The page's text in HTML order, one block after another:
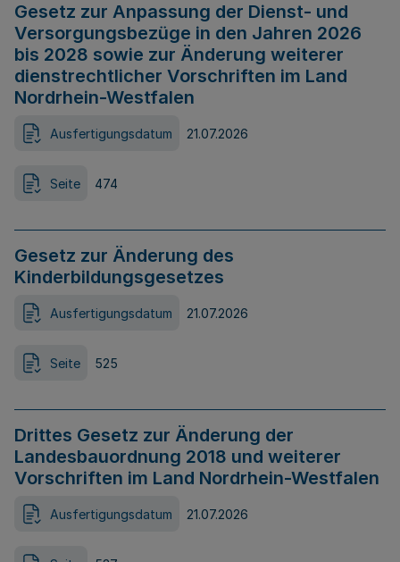
Gesetz zur Anpassung der Dienst- und
Versorgungsbezüge in den Jahren 2026
bis 2028 sowie zur Änderung weiterer
dienstrechtlicher Vorschriften im Land
Nordrhein-Westfalen
Ausfertigungsdatum 21.07.2026
Seite 474
Gesetz zur Änderung des
Kinderbildungsgesetzes
Ausfertigungsdatum 21.07.2026
Seite 525
Drittes Gesetz zur Änderung der
Landesbauordnung 2018 und weiterer
Vorschriften im Land Nordrhein-Westfalen
Ausfertigungsdatum 21.07.2026